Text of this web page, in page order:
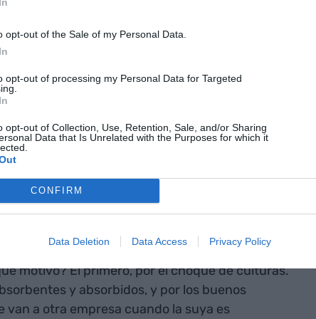
opt-out of the Sale of my Personal Data.
opt-out of processing my Personal Data for Targeted
opt-out of Collection, Use, Retention, Sale, and/or Sharing
Data that Is Unrelated with the Purposes for which it
CONFIRM
Data Deletion Data Access Privacy Policy
tienen un resultado destructivo en
es una trampa, es una mentira; no hay
absorbentes y absorbidos, vencedores y
de bancos como el
respecto de la OPA delBBVAsobre el
ello más adelante. Está demostrado que la gran
para el accionista que cuando las empresas
motivo? El primero, por el choque de culturas.
y absorbidos, y por los buenos
van a otra empresa cuando la suya es